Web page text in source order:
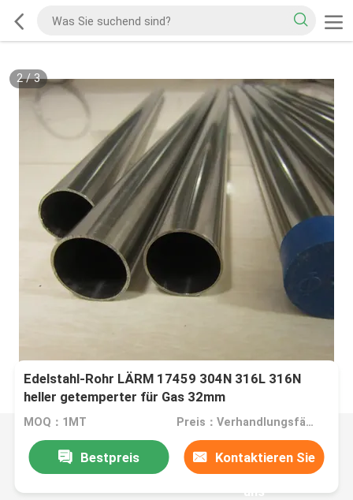
2/3
Edelstahl-Rohr LÄRM 17459 304N 316L 316N
heller getemperter für Gas 32mm
MOQ：1MT Preis：Verhandlungsfähig
Bestpreis Kontaktieren Sie
uns